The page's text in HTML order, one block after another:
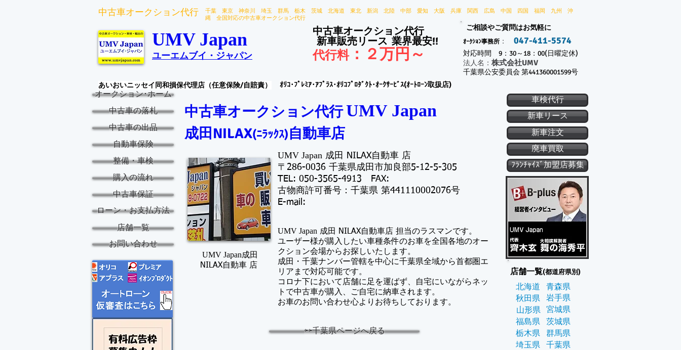
中古車オークション代行
千葉 東京 神奈川 埼玉 群馬 栃木 茨城 北海道 東北 新潟 北陸 中部 愛知 大阪 兵庫 関西 広島 中国 四国 福岡 九州 沖
縄 全国対応の中古車オークション代行
UMV Japan
ユーエムブイ・ジャパン
中古車オークション代行
新車販売リース 業界最安!!
代行料： ２万円～
ご相談やご質問はお気軽に
ｵｰｸｼｮﾝ事務所 ： 047-411-5574
対応時間 9：30～18：00(日曜定休)
​法人名： 株式会社UMV
千葉県公安委員会 第441360001599号
あいおいニッセイ同和損保代理店（任意保険/自賠責）
ｵﾘｺ･ﾌﾟﾚﾐｱ･ｱﾌﾟﾗｽ･ｵﾘｺﾌﾟﾛﾀﾞｸﾄ･ｵｰｸｻｰﾋﾞｽ(ｵｰﾄﾛｰﾝ取扱店)
中古車オークション代行 ​UMV Japan
成田NILAX(ﾆﾗｯｸｽ)自動車店
UMV Japan成田
NILAX自動車 店
UMV Japan 成田 NILAX自動車 店
​〒286-0036 千葉県成田市加良部5-12-5-305
TEL: 050-3565-4913 FAX:
古物商許可番号：千葉県 第441110002076号
​E-mail:
UMV Japan 成田 NILAX自動車店 担当のラスマンです。
​ユーザー様が購入したい車種条件のお車を全国各地のオー
クション会場からお探しいたします。
成田・千葉ナンバー管轄を中心に千葉県全域から首都圏エ
リアまで対応可能です。
コロナ下において店舗に足を運ばず、自宅にいながらネッ
トで中古車が購入、ご自宅に納車されます。
​お車のお問い合わせ心よりお待ちしております。
⇦⇦千葉県ページへ戻る
ﾌﾗﾝﾁｬｲｽﾞ加盟店募集
廃車買取
新車注文
新車リース
車検代行
オークション･ホーム
中古車の落札
中古車の出品
自動車保険
整備・車検
購入の流れ
中古車保証
ローン・お支払方法
店舗一覧
お問い合わせ
店舗一覧(都道府県別)
北海道
秋田県
山形県
福島県
栃木県
埼玉県
岩手県
青森県
宮城県
茨城県
群馬県
千葉県